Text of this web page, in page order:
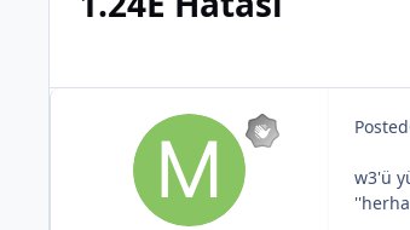
Posted
w3'ü